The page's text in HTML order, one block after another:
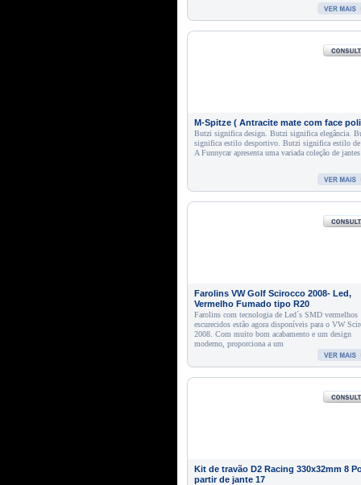
M-Spitze ( Antracite mate com face
Butzi significa design. Butzi significa elegância.
significa estilo desportivo. Butzi significa estilo
A Funnycar apresenta uma variada coleção de
Farolins VW Golf Scirocco 2008- Led,
Vermelho Fumado tipo R20
Farolins com tecnologia de Led´s SMD vermelhos
escurecidos estão agora disponíveis para o VW
2008. Com muito bom acabamento e um design
moderno, proporciona a um
Kit de travão D2 Racing 330x32mm 8
partir de jante 17